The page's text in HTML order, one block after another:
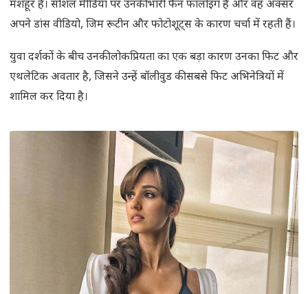
मशहूर हैं। सोशल मीडिया पर उनकी भारी फैन फॉलोइंग है और वह अक्सर
अपने डांस वीडियो, जिम रूटीन और फोटोशूट्स के कारण चर्चा में रहती हैं।
युवा दर्शकों के बीच उनकी लोकप्रियता का एक बड़ा कारण उनका फिट और
एथलेटिक अवतार है, जिसने उन्हें बॉलीवुड की सबसे फिट अभिनेत्रियों में
शामिल कर दिया है।